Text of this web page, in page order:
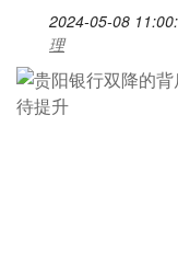
2024-05-08
理